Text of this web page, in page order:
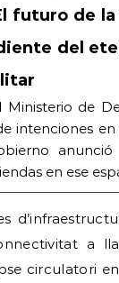
futuro de
del
Ministerio de
intenciones
en ese
a
circulatori